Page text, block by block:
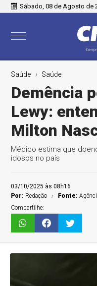
Sábado, 08 de Agosto de
Saúde Saúde
Demência
Lewy:
Milton
Médico estima que
idosos no país
03/10/2025 às 08h16
Por: Redação Fonte:
Compartilhe: